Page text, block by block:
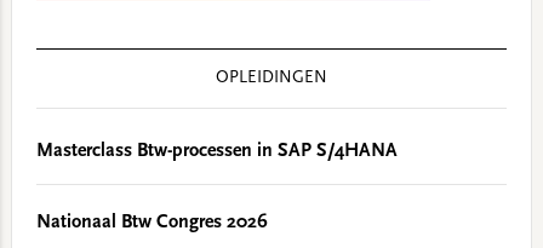
OPLEIDINGEN
Masterclass Btw-processen in SAP S/4HANA
Nationaal Btw Congres 2026